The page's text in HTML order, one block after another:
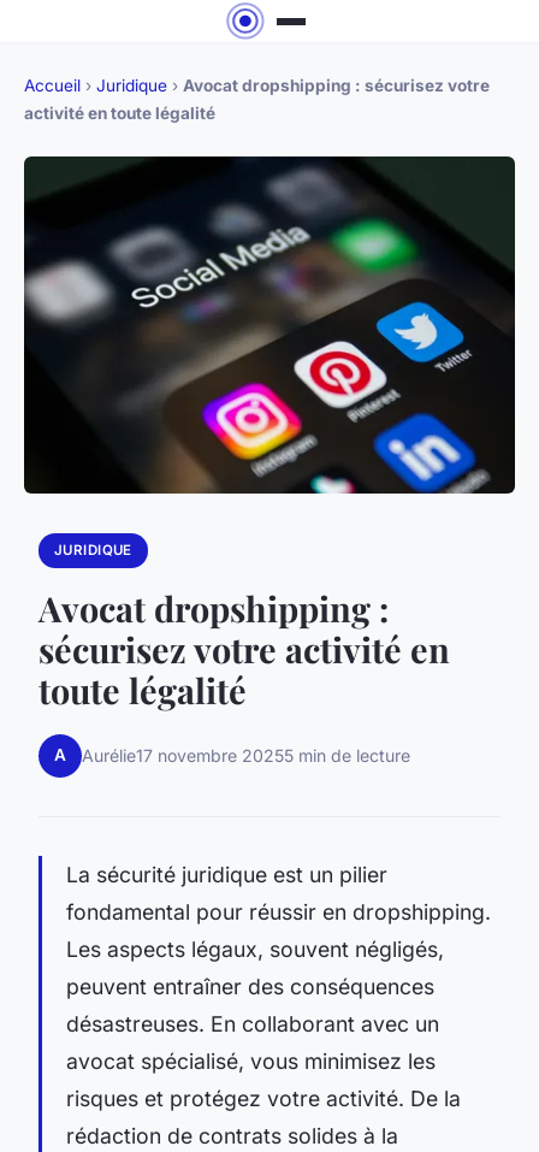
Accueil › Juridique › Avocat dropshipping : sécurisez votre
activité en toute légalité
JURIDIQUE
Avocat dropshipping :
sécurisez votre activité en
toute légalité
A Aurélie17 novembre 20255 min de lecture
La sécurité juridique est un pilier
fondamental pour réussir en dropshipping.
Les aspects légaux, souvent négligés,
peuvent entraîner des conséquences
désastreuses. En collaborant avec un
avocat spécialisé, vous minimisez les
risques et protégez votre activité. De la
rédaction de contrats solides à la